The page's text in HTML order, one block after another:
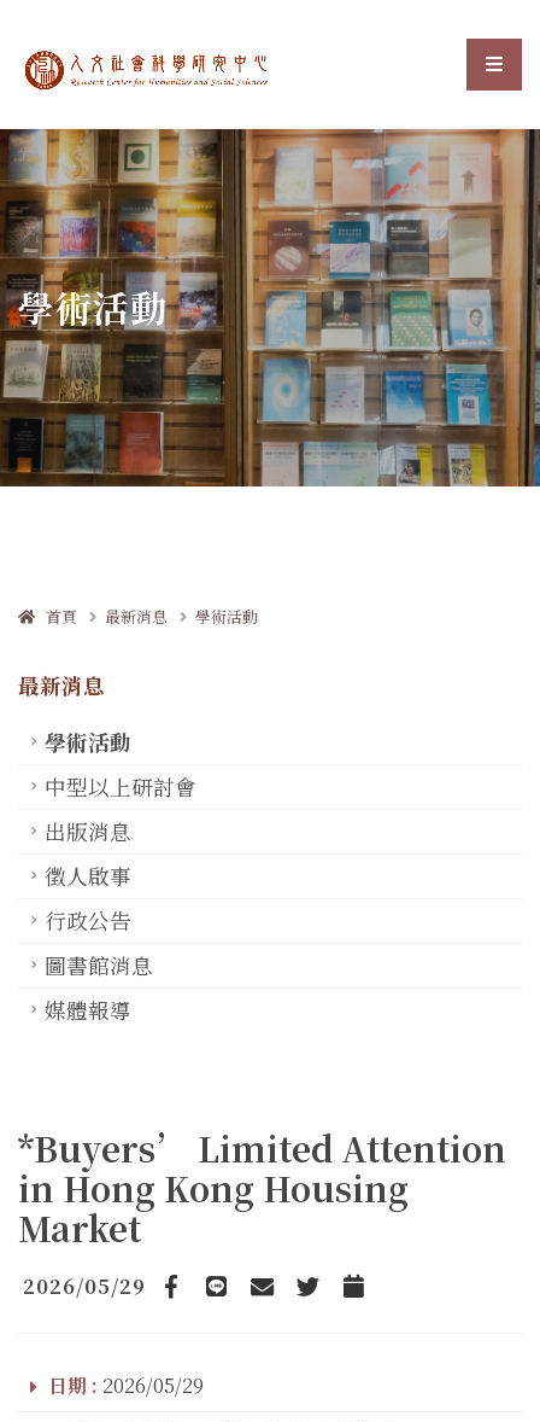
中央研究院人文社會科選
:::
學術活動
首頁 最新消息 學術活動
最新消息
學術活動
中型以上研討會
出版消息
徵人啟事
行政公告
圖書館消息
媒體報導
*Buyers’ Limited Attention
in Hong Kong Housing
Market
2026/05/29
Facebook
line emailTwitterAdd to Calendar
日期 : 2026/05/29